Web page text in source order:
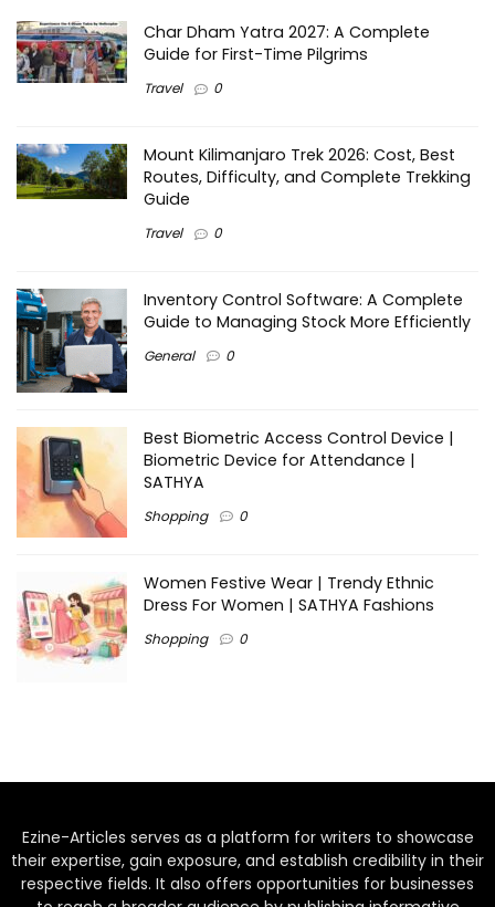
Char Dham Yatra 2027: A Complete
Guide for First-Time Pilgrims
Travel 0
Mount Kilimanjaro Trek 2026: Cost, Best
Routes, Difficulty, and Complete Trekking
Guide
Travel 0
Inventory Control Software: A Complete
Guide to Managing Stock More Efficiently
General 0
Best Biometric Access Control Device |
Biometric Device for Attendance |
SATHYA
Shopping 0
Women Festive Wear | Trendy Ethnic
Dress For Women | SATHYA Fashions
Shopping 0
Ezine-Articles serves as a platform for writers to showcase
their expertise, gain exposure, and establish credibility in their
respective fields. It also offers opportunities for businesses